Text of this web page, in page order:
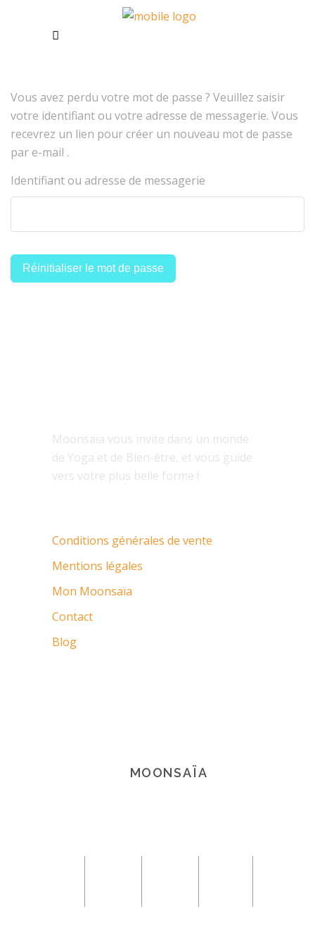
Vous avez perdu votre mot de passe ? Veuillez saisir
votre identifiant ou votre adresse de messagerie. Vous
recevrez un lien pour créer un nouveau mot de passe
par e-mail .
Identifiant ou adresse de messagerie
Réinitialiser le mot de passe
Moonsaïa vous invite dans un monde
de Yoga et de Bien-être, et vous guide
vers votre plus belle forme !
Conditions générales de vente
Mentions légales
Mon Moonsaïa
Contact
Blog
MOONSAÏA